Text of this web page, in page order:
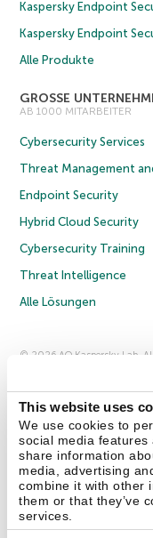
This website uses
We use cookies to
social media
share information
media, advertising
combine it with other
them or that they’ve
services.
Kaspersky Endpoint
Kaspersky Endpoint
Alle Produkte
GROSSE
AB 1000 MITARBEITER
Cybersecurity Services
Threat Management
Endpoint Security
Hybrid Cloud Security
Cybersecurity Training
Threat Intelligence
Alle Lösungen
© 2026 AO Kaspersky Lab.
Anmeldung zum
Kontakt Über uns Partner
Pressemitteilungen
Securelist Eugene Personal